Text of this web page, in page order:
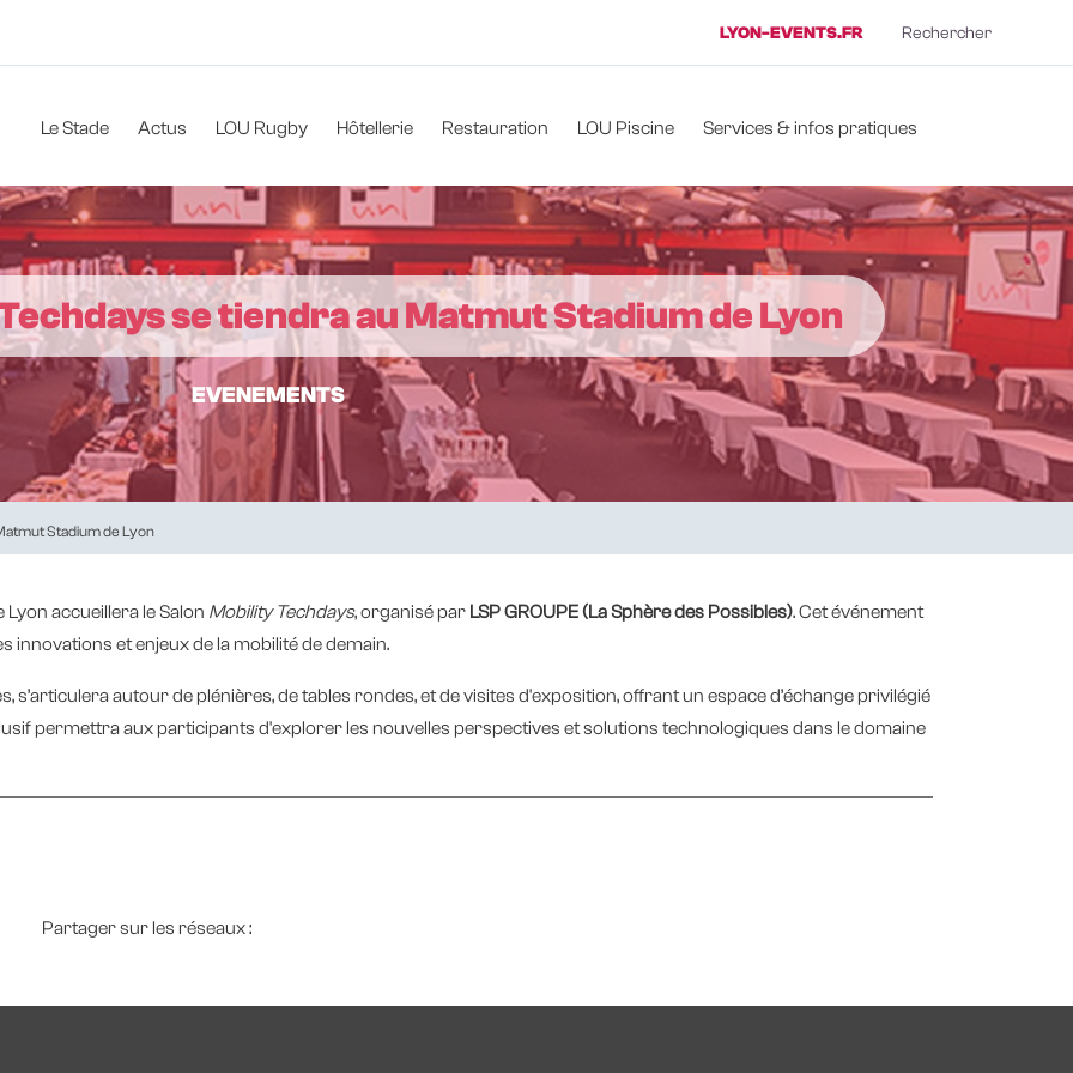
LYON-EVENTS.FR Rechercher
Le Stade
Actus LOU Rugby Hôtellerie Restauration LOU Piscine Services & infos pratiques
se tiendra au Matmut Stadium de Lyon
EVENEMENTS
Stadium de Lyon
accueillera le Salon Mobility Techdays, organisé par LSP GROUPE (La Sphère des Possibles). Cet événement
innovations et enjeux de la mobilité de demain.
s’articulera autour de plénières, de tables rondes, et de visites d'exposition, offrant un espace d’échange privilégié
permettra aux participants d'explorer les nouvelles perspectives et solutions technologiques dans le domaine
Partager sur les réseaux :